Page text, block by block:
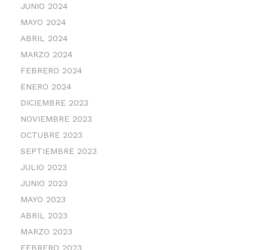
JUNIO 2024
MAYO 2024
ABRIL 2024
MARZO 2024
FEBRERO 2024
ENERO 2024
DICIEMBRE 2023
NOVIEMBRE 2023
OCTUBRE 2023
SEPTIEMBRE 2023
JULIO 2023
JUNIO 2023
MAYO 2023
ABRIL 2023
MARZO 2023
FEBRERO 2023